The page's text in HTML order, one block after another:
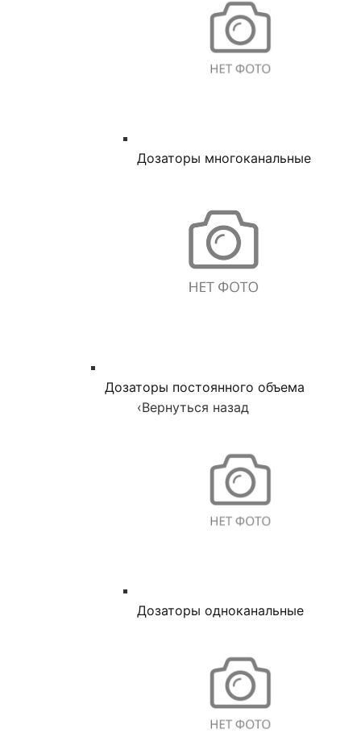
Дозаторы многоканальные
Дозаторы постоянного объема
‹Вернуться назад
Дозаторы одноканальные